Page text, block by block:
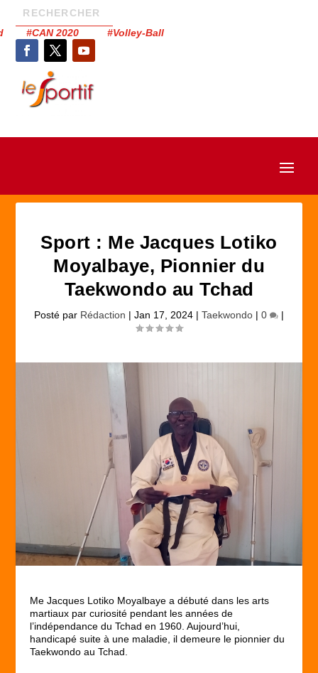
#CAN 2020 #Volley-Ball
Sport : Me Jacques Lotiko
Moyalbaye, Pionnier du
Taekwondo au Tchad
Posté par Rédaction | Jan 17, 2024 | Taekwondo | 0 |
Me Jacques Lotiko Moyalbaye a débuté dans les arts
martiaux par curiosité pendant les années de
l’indépendance du Tchad en 1960. Aujourd’hui,
handicapé suite à une maladie, il demeure le pionnier du
Taekwondo au Tchad.